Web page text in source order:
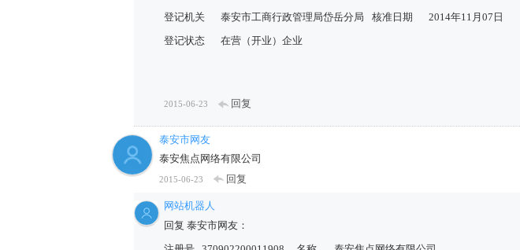
登记机关 泰安市工商行政管理局岱岳分局 核准日期 2014年11月07日
登记状态 在营（开业）企业
2015-06-23 回复
泰安市网友
泰安焦点网络有限公司
2015-06-23 回复
网站机器人
回复 泰安市网友：